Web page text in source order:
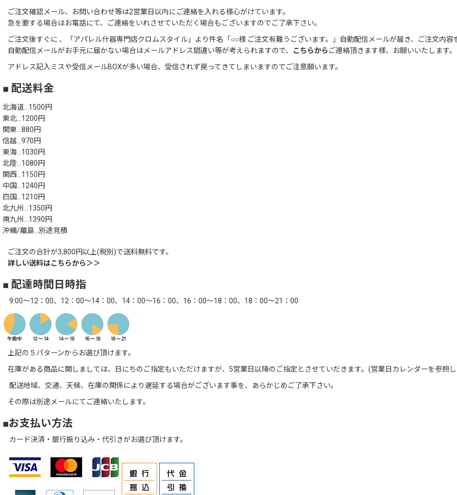
ご注文確認メール、お問い合わせ等は2営業日以内にご連絡を入れる様心がけています。
急を要する場合はお電話にて、ご連絡をいれさせていただく場合もございますのでご了承下さい。
ご注文後すぐに 、「アパレル什器専門店クロムスタイル」より件名「○○様 ご注文有難うございます。」自動配信メールが届き、ご注文内容
自動配信メールがお手元に届かない場合はメールアドレス間違い等が考えられますので、
こちらから ご連絡頂きます様、お願いいたします。
アドレス記入ミスや受信メールBOXが多い場合、受信されず戻ってきてしまいますのでご注意願います。
■ 配送料金
北海道…1500円
東北…1200円
関東…880円
信越…970円
東海…1030円
北陸…1080円
関西…1150円
中国…1240円
四国…1210円
北九州…1350円
南九州…1390円
沖縄/離島…別途見積
ご注文の合計が3,800円以上(税別)で送料無料です。
詳しい送料はこちらから＞＞
■ 配達時間日時指
9:00～12：00、12：00～14：00、14：00～16：00、16：00～18：00、18：00～21：00
上記の５パターンからお選び頂けます。
在庫がある商品に関しましては、日にちのご指定もいただけますが、5営業日以降のご指定とさせていだきます。(営業日カレンダーを参照
配送地域、交通、天候、在庫の関係により遅延する場合がございます事を、あらかじめご了承下さい。
その際は別途メールにてご連絡いたします。
■お支払い方法
カード決済・銀行振り込み・代引きがお選び頂けます。